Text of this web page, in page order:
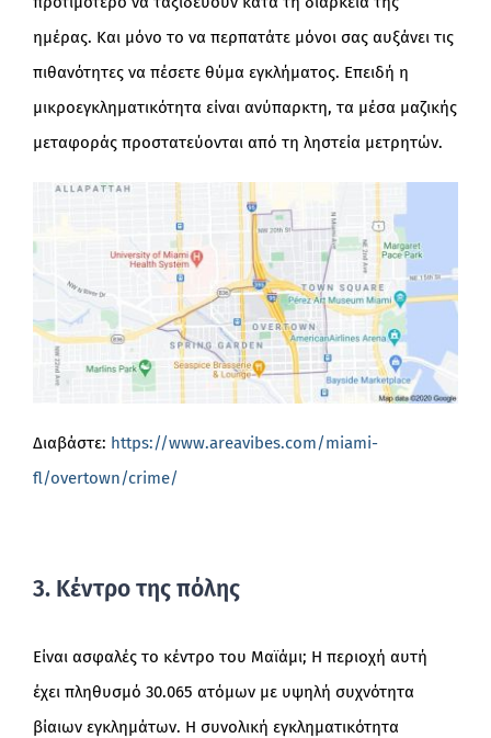
ημέρας. Και μόνο το να περπατάτε μόνοι σας αυξάνει τις
πιθανότητες να πέσετε θύμα εγκλήματος. Επειδή η
μικροεγκληματικότητα είναι ανύπαρκτη, τα μέσα μαζικής
μεταφοράς προστατεύονται από τη ληστεία μετρητών.
Διαβάστε: https://www.areavibes.com/miami-
fl/overtown/crime/
3. Κέντρο της πόλης
Είναι ασφαλές το κέντρο του Μαϊάμι; Η περιοχή αυτή
έχει πληθυσμό 30.065 ατόμων με υψηλή συχνότητα
βίαιων εγκλημάτων. Η συνολική εγκληματικότητα